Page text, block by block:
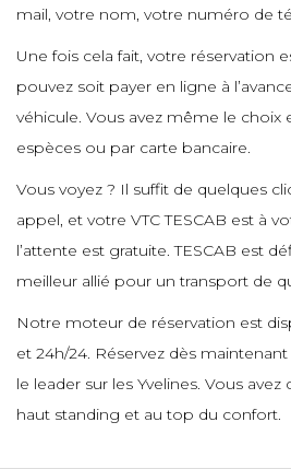
mail, votre nom, votre numéro de
Une fois cela fait, votre réservation
pouvez soit payer en ligne à
véhicule. Vous avez même le
espèces ou par carte bancaire.
Vous voyez ? Il suffit de quelques
appel, et votre VTC TESCAB est à
l’attente est gratuite. TESCAB est
meilleur allié pour un transport de
Notre moteur de réservation est
et 24h/24. Réservez dès
le leader sur les Yvelines. Vous
haut standing et au top du confort.